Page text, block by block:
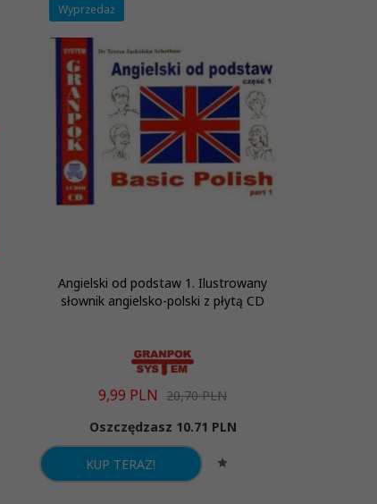
Wyprzedaż
Angielski od podstaw 1. Ilustrowany
słownik angielsko-polski z płytą CD
9,99 PLN 20,70 PLN
Oszczędzasz 10.71 PLN
KUP TERAZ!